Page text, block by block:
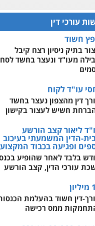
0544500346
מאיה בלום, עו"ס,
טיפול ושיקום
טיפול בהתמכרויות
שירותים מקצועיים לעורכי
דין
עו"ד ד"ר אבי שקד
עבירות כלכליות הלבנת
עבירות
פליליות
0544385337
איתי חקירות –
שירותים לעורכי דין
חקירות פרטיות חקירות
איתורים
0537865001
ניר קידר – צלם
עורכי דין
עו"ד לקוח
דין מהצפון נעצר בחשד
חשיש לעצור בקישון
ליאור קצב הורשע
ופגיעה בכבוד המקצוע
בלבד לאחר שהופיע בכנס
עורכי הדין, קצב הורשע
דין חשוד בהעלמת הכנסות
ממס רכישה
בסביבה מנוכרת
הורי מכת מדינה": איך
עם ההשלכות
של התופעה?